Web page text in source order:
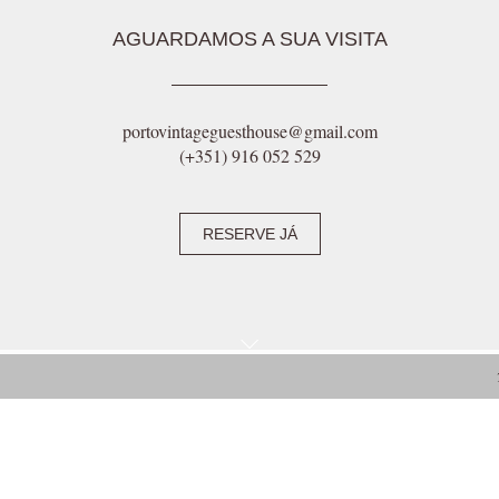
AGUARDAMOS A SUA VISITA
portovintageguesthouse@gmail.com
(+351) 916 052 529
RESERVE JÁ